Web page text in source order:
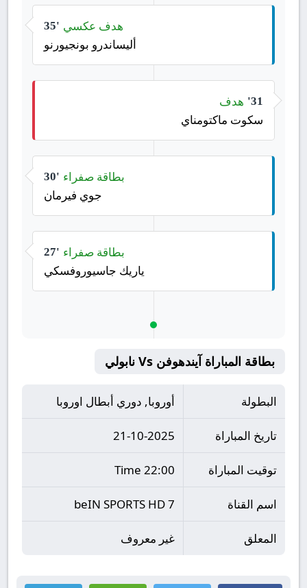
35' هدف عكسي
أليساندرو بونجيورنو
31' هدف
سكوت ماكتومناي
30' بطاقة صفراء
جوي فيرمان
27' بطاقة صفراء
ياريك جاسيوروفسكي
بطاقة المباراة آيندهوفن Vs نابولي
البطولة أوروبا, دوري أبطال اوروبا
تاريخ المباراة 21-10-2025
توقيت المباراة 22:00 Time
اسم القناة beIN SPORTS HD 7
المعلق غير معروف